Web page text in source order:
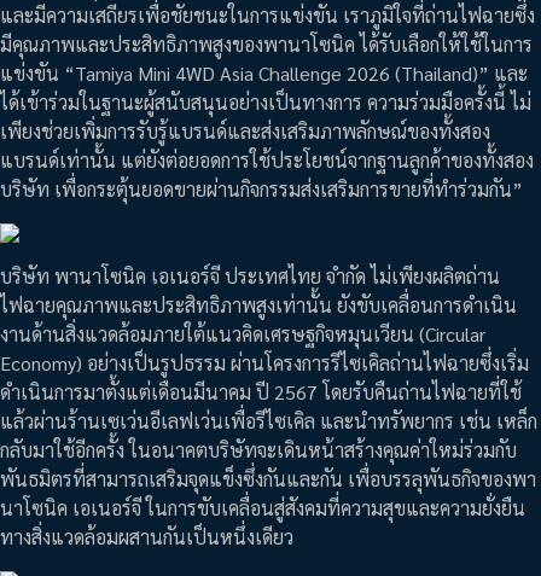
และมีความเสถียรเพื่อชัยชนะในการแข่งขัน เราภูมิใจที่ถ่านไฟฉายซึ่ง
มีคุณภาพและประสิทธิภาพสูงของพานาโซนิค ได้รับเลือกให้ใช้ในการ
แข่งขัน “Tamiya Mini 4WD Asia Challenge 2026 (Thailand)” และ
ได้เข้าร่วมในฐานะผู้สนับสนุนอย่างเป็นทางการ ความร่วมมือครั้งนี้ ไม่
เพียงช่วยเพิ่มการรับรู้แบรนด์และส่งเสริมภาพลักษณ์ของทั้งสอง
แบรนด์เท่านั้น แต่ยังต่อยอดการใช้ประโยชน์จากฐานลูกค้าของทั้งสอง
บริษัท เพื่อกระตุ้นยอดขายผ่านกิจกรรมส่งเสริมการขายที่ทำร่วมกัน”
บริษัท พานาโซนิค เอเนอร์จี ประเทศไทย จำกัด ไม่เพียงผลิตถ่าน
ไฟฉายคุณภาพและประสิทธิภาพสูงเท่านั้น ยังขับเคลื่อนการดำเนิน
งานด้านสิ่งแวดล้อมภายใต้แนวคิดเศรษฐกิจหมุนเวียน (Circular
Economy) อย่างเป็นรูปธรรม ผ่านโครงการรีไซเคิลถ่านไฟฉายซึ่งเริ่ม
ดำเนินการมาตั้งแต่เดือนมีนาคม ปี 2567 โดยรับคืนถ่านไฟฉายที่ใช้
แล้วผ่านร้านเซเว่นอีเลฟเว่นเพื่อรีไซเคิล และนำทรัพยากร เช่น เหล็ก
กลับมาใช้อีกครั้ง ในอนาคตบริษัทจะเดินหน้าสร้างคุณค่าใหม่ร่วมกับ
พันธมิตรที่สามารถเสริมจุดแข็งซึ่งกันและกัน เพื่อบรรลุพันธกิจของพา
นาโซนิค เอเนอร์จี ในการขับเคลื่อนสู่สังคมที่ความสุขและความยั่งยืน
ทางสิ่งแวดล้อมผสานกันเป็นหนึ่งเดียว